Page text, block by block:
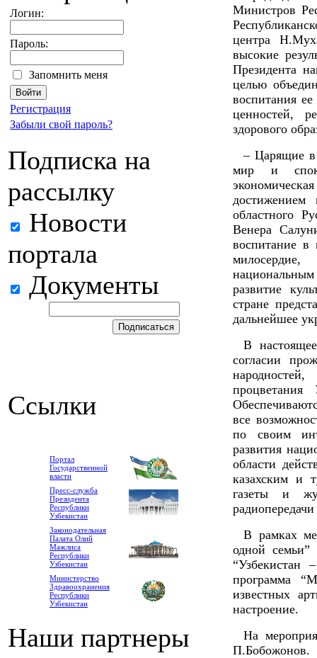
Логин:
Пароль:
Запомнить меня
Регистрация
Забыли свой пароль?
Подписка на
рассылку
Новости
портала
Документы
Ссылки
Портал
Государственной
власти
Пресс-служба
Президента
Республики
Узбекистан
Законодательная
Палата Олий
Мажлиса
Республики
Узбекистан
Министерство
Здравоохранения
Республики
Узбекистан
Наши партнеры
Министров
центра
высокие
Президента
целью
воспитания
ценностей,
здорового
– Царящие в
мир и
достижением
областного
Венера
воспитание в
развитие
стране
дальнейшее
В
согласии
все
по своим
развития
области
казахским и
газеты и
В рамках
одной семьи”
“Узбекистан
программа
известных
настроение.
На
П.Бобожонов.